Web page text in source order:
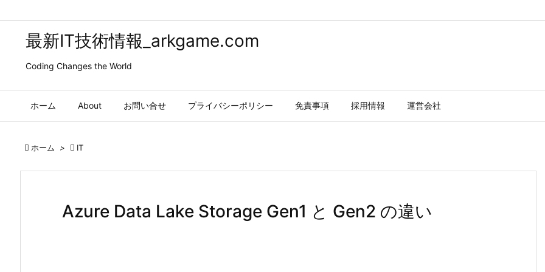
最新IT技術情報_arkgame.com
Coding Changes the World
ホーム About お問い合せ プライバシーポリシー 免責事項 採用情報 運営会社
 ホーム >  IT
Azure Data Lake Storage Gen1 と Gen2 の違い